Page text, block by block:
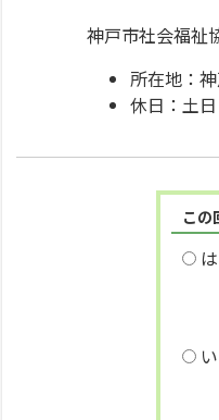
神戸市社会福
所在地：
休日：土
この